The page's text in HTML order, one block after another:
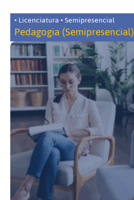
• Licenciatura • Semipresencial
Pedagogia (Semipresencial)